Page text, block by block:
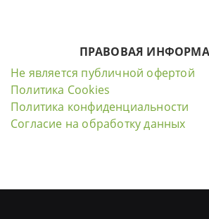
ПРАВОВАЯ
Не является публичной офертой
Политика Cookies
Политика конфиденциальности
Согласие на обработку данных